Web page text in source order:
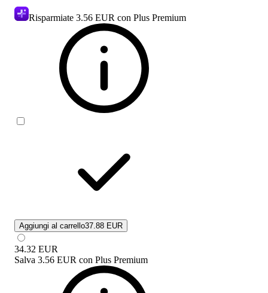
Risparmiate 3.56 EUR con Plus Premium
Aggiungi al carrello37.88 EUR
34.32 EUR
Salva 3.56 EUR con Plus Premium